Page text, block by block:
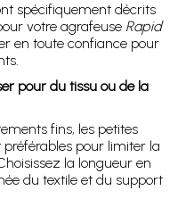
spécifiquement décrits
votre agrafeuse Rapid
en toute confiance pour
pour du tissu ou de la
fins, les petites
pour limiter la
la longueur en
du textile et du support